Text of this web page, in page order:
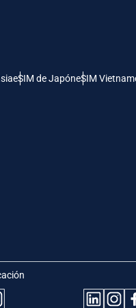
eSIM de JapóneSIM Vietnam